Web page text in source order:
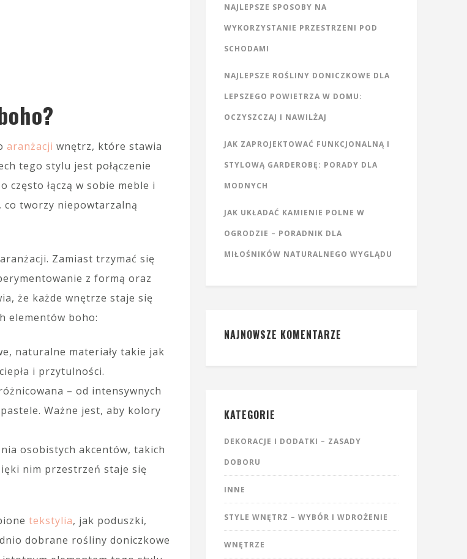
aranżacji wnętrz, które stawia
tego stylu jest połączenie
łączą w sobie meble i
co tworzy niepowtarzalną
Zamiast trzymać się
z formą oraz
że każde wnętrze staje się
elementów boho:
naturalne materiały takie jak
i przytulności.
– od intensywnych
Ważne jest, aby kolory
osobistych akcentów, takich
nim przestrzeń staje się
tekstylia, jak poduszki,
dobrane rośliny doniczkowe
NAJLEPSZE SPOSOBY NA
WYKORZYSTANIE PRZESTRZENI POD
SCHODAMI
NAJLEPSZE ROŚLINY DONICZKOWE DLA
LEPSZEGO POWIETRZA W DOMU:
OCZYSZCZAJ I NAWILŻAJ
JAK ZAPROJEKTOWAĆ FUNKCJONALNĄ I
STYLOWĄ GARDEROBĘ: PORADY DLA
MODNYCH
JAK UKŁADAĆ KAMIENIE POLNE W
OGRODZIE – PORADNIK DLA
MIŁOŚNIKÓW NATURALNEGO WYGLĄDU
NAJNOWSZE KOMENTARZE
KATEGORIE
DEKORACJE I DODATKI – ZASADY
DOBORU
INNE
STYLE WNĘTRZ – WYBÓR I WDROŻENIE
WNĘTRZE